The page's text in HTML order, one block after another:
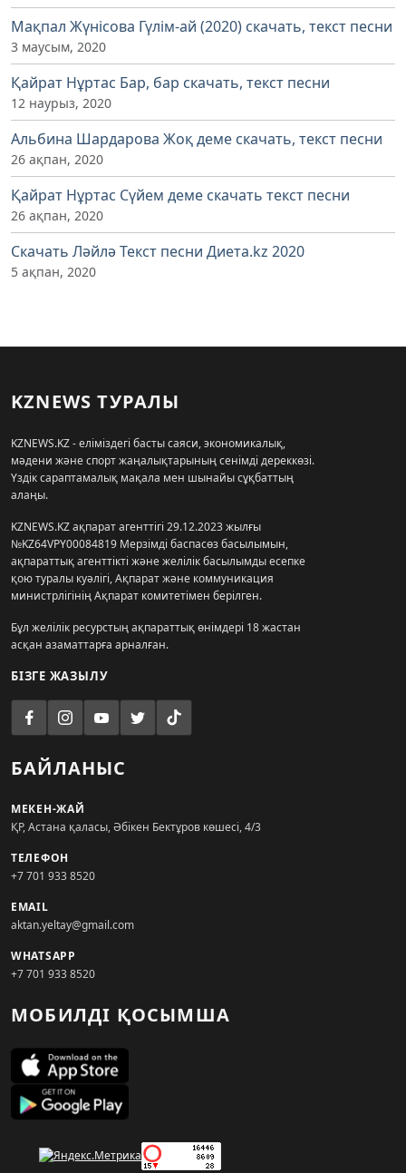
Мақпал Жүнісова Гүлім-ай (2020) скачать, текст песни
3 маусым, 2020
Қайрат Нұртас Бар, бар скачать, текст песни
12 наурыз, 2020
Альбина Шардарова Жоқ деме скачать, текст песни
26 ақпан, 2020
Қайрат Нұртас Сүйем деме скачать текст песни
26 ақпан, 2020
Скачать Ләйлә Текст песни Диета.kz 2020
5 ақпан, 2020
KZNEWS ТУРАЛЫ
KZNEWS.KZ - еліміздегі басты саяси, экономикалық,
мәдени және спорт жаңалықтарының сенімді дереккөзі.
Үздік сараптамалық мақала мен шынайы сұқбаттың
алаңы.
KZNEWS.KZ ақпарат агенттігі 29.12.2023 жылғы
№KZ64VPY00084819 Мерзімді баспасөз басылымын,
ақпараттық агенттікті және желілік басылымды есепке
қою туралы куәлігі, Ақпарат және коммуникация
министрлігінің Ақпарат комитетімен берілген.
Бұл желілік ресурстың ақпараттық өнімдері 18 жастан
асқан азаматтарға арналған.
БІЗГЕ ЖАЗЫЛУ
БАЙЛАНЫС
МЕКЕН-ЖАЙ
ҚР, Астана қаласы, Әбікен Бектұров көшесі, 4/3
ТЕЛЕФОН
+7 701 933 8520
EMAIL
aktan.yeltay@gmail.com
WHATSAPP
+7 701 933 8520
МОБИЛДІ ҚОСЫМША